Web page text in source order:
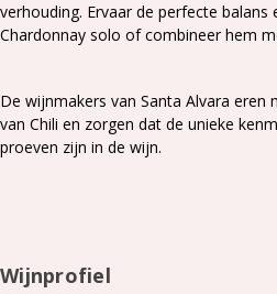
verhouding. Ervaar de perfecte balans
Chardonnay solo of combineer hem
De wijnmakers van Santa Alvara
van Chili en zorgen dat de unieke
proeven zijn in de wijn.
Wijnprofiel